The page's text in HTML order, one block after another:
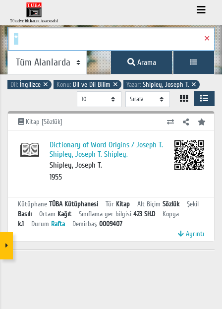
✕
Arama
Dil: İngilizce ✕ Konu: Dil ve Dil Bilim ✕ Yazar: Shipley, Joseph T. ✕
Kitap [Sözlük]
Dictionary of Word Origins / Joseph T.
Shipley, Joseph T. Shipley.
Shipley, Joseph T.
1955
Kütüphane TÜBA Kütüphanesi Tür Kitap Alt Biçim Sözlük
Şekil
Basılı
Ortam Kağıt Sınıflama yer bilgisi 423 SH.D
Kopya
k.1
Durum Rafta Demirbaş 0009407
Ayrıntı